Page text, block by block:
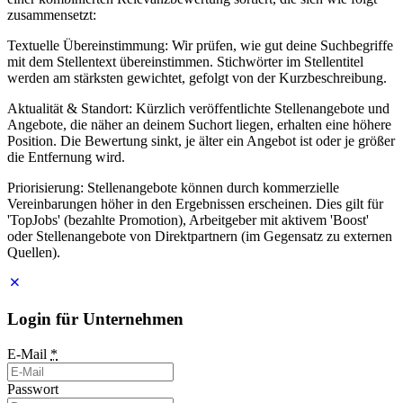
zusammensetzt:
Textuelle Übereinstimmung: Wir prüfen, wie gut deine Suchbegriffe
mit dem Stellentext übereinstimmen. Stichwörter im Stellentitel
werden am stärksten gewichtet, gefolgt von der Kurzbeschreibung.
Aktualität & Standort: Kürzlich veröffentlichte Stellenangebote und
Angebote, die näher an deinem Suchort liegen, erhalten eine höhere
Position. Die Bewertung sinkt, je älter ein Angebot ist oder je größer
die Entfernung wird.
Priorisierung: Stellenangebote können durch kommerzielle
Vereinbarungen höher in den Ergebnissen erscheinen. Dies gilt für
'TopJobs' (bezahlte Promotion), Arbeitgeber mit aktivem 'Boost'
oder Stellenangebote von Direktpartnern (im Gegensatz zu externen
Quellen).
Login für Unternehmen
E-Mail *
Passwort